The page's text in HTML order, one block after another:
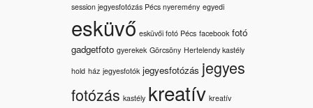
session jegyesfotózás Pécs nyeremény egyedi
esküvő esküvői fotó Pécs facebook fotó
gadgetfoto gyerekek Görcsöny Hertelendy kastély
hold ház jegyesfotók jegyesfotózás jegyes
fotózás kastély kreatív kreatív